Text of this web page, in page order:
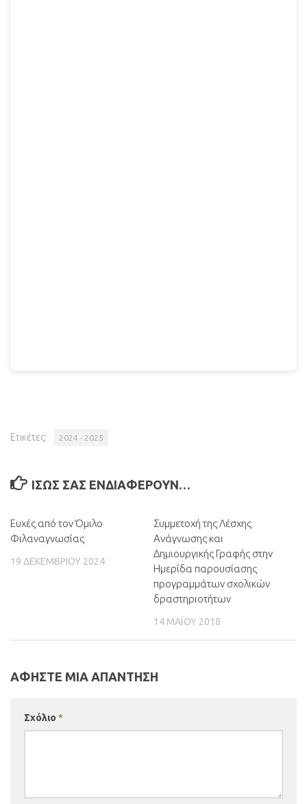
Ετικέτες: 2024 - 2025
ΊΣΩΣ ΣΑΣ ΕΝΔΙΑΦΈΡΟΥΝ…
Ευχές από τον Όμιλο
Φιλαναγνωσίας
19 ΔΕΚΕΜΒΡΊΟΥ 2024
Συμμετοχή της Λέσχης
Ανάγνωσης και
Δημιουργικής Γραφής στην
Ημερίδα παρουσίασης
προγραμμάτων σχολικών
δραστηριοτήτων
14 ΜΑΪ́ΟΥ 2018
ΑΦΉΣΤΕ ΜΙΑ ΑΠΆΝΤΗΣΗ
Σχόλιο *